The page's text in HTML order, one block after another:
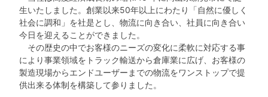
生いたしました。創業以来50年以上にわたり「自然に優しく
社会に調和」を社是とし、物流に向き合い、社員に向き合い
今日を迎えることができました。
その歴史の中でお客様のニーズの変化に柔軟に対応する事
により事業領域をトラック輸送から倉庫業に広げ、お客様の
製造現場からエンドユーザーまでの物流をワンストップで提
供出来る体制を構築して参りました。